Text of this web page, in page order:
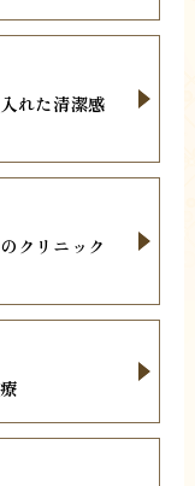
れた清潔感
クリニック